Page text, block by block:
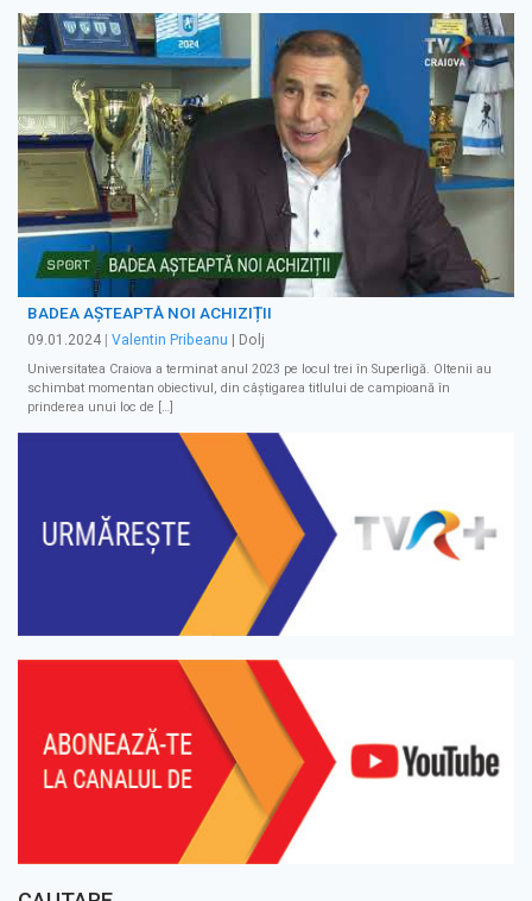
BADEA AȘTEAPTĂ NOI ACHIZIȚII
09.01.2024 Valentin Pribeanu | Dolj
Universitatea Craiova a terminat anul 2023 pe locul trei în Superligă. Oltenii au
schimbat momentan obiectivul, din câștigarea titlului de campioană în
prinderea unui loc de […]